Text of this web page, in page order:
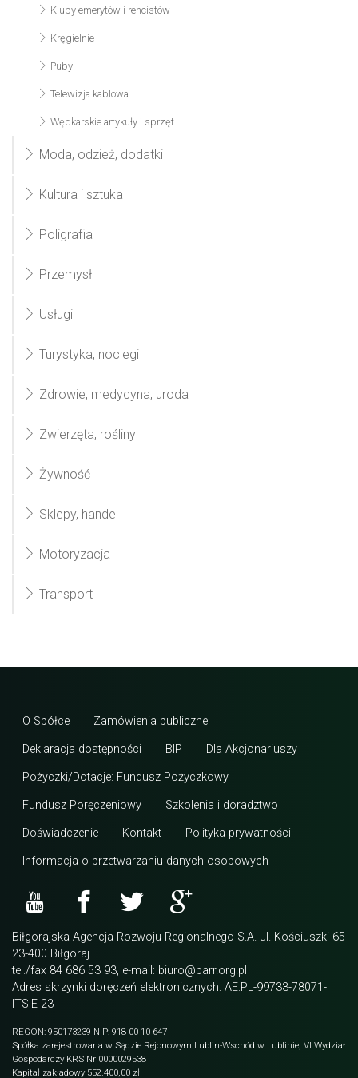
Kluby emerytów i rencistów
Kręgielnie
Puby
Telewizja kablowa
Wędkarskie artykuły i sprzęt
Moda, odzież, dodatki
Kultura i sztuka
Poligrafia
Przemysł
Usługi
Turystyka, noclegi
Zdrowie, medycyna, uroda
Zwierzęta, rośliny
Żywność
Sklepy, handel
Motoryzacja
Transport
O Spółce Zamówienia publiczne
Deklaracja dostępności BIP Dla Akcjonariuszy
Pożyczki/Dotacje: Fundusz Pożyczkowy
Fundusz Poręczeniowy Szkolenia i doradztwo
Doświadczenie Kontakt Polityka prywatności
Informacja o przetwarzaniu danych osobowych
Biłgorajska Agencja Rozwoju Regionalnego S.A. ul. Kościuszki 65
23-400 Biłgoraj
tel./fax 84 686 53 93, e-mail: biuro@barr.org.pl
Adres skrzynki doręczeń elektronicznych: AE:PL-99733-78071-
ITSIE-23
REGON: 950173239 NIP: 918-00-10-647
Spółka zarejestrowana w Sądzie Rejonowym Lublin-Wschód w Lublinie, VI Wydział
Gospodarczy KRS Nr 0000029538
Kapitał zakładowy 552.400,00 zł